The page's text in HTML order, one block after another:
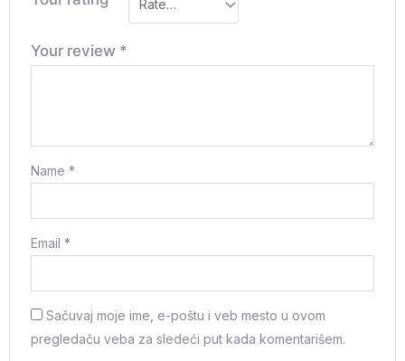
Your review *
Name*
Email*
Sačuvaj moje ime, e-poštu i veb mesto u ovom
pregledaču veba za sledeći put kada komentarišem.